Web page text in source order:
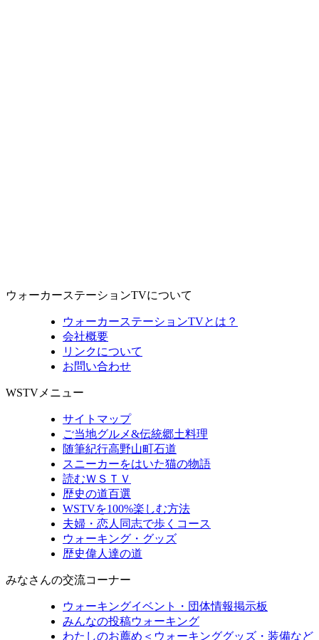
ウォーカーステーションTVについて
ウォーカーステーションTVとは？
会社概要
リンクについて
お問い合わせ
WSTVメニュー
サイトマップ
ご当地グルメ&伝統郷土料理
随筆紀行高野山町石道
スニーカーをはいた猫の物語
読むＷＳＴＶ
歴史の道百選
WSTVを100%楽しむ方法
夫婦・恋人同志で歩くコース
ウォーキング・グッズ
歴史偉人達の道
みなさんの交流コーナー
ウォーキングイベント・団体情報掲示板
みんなの投稿ウォーキング
わたしのお薦め＜ウォーキンググッズ・装備など